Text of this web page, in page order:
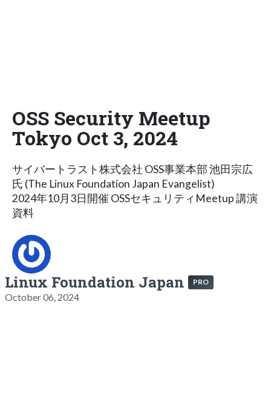
OSS Security Meetup
Tokyo Oct 3, 2024
サイバートラスト株式会社 OSS事業本部 池田宗広
氏 (The Linux Foundation Japan Evangelist)
2024年10月3日開催 OSSセキュリティMeetup 講演
資料
Linux Foundation Japan PRO
October 06, 2024